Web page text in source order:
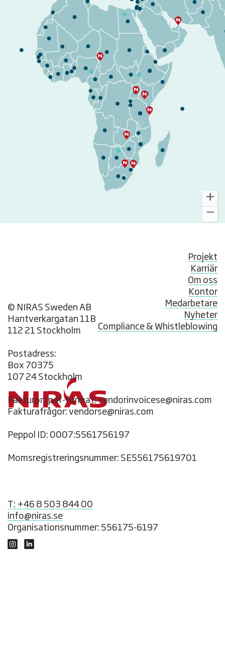
© NIRAS Sweden AB
Hantverkargatan 11B
112 21 Stockholm
Postadress:
Box 70375
107 24 Stockholm
Fakturor i pdf-format: vendorinvoicese@niras.com
Fakturafrågor: vendorse@niras.com
Peppol ID: 0007:5561756197
Momsregistreringsnummer: SE556175619701
T: +46 8 503 844 00
info@niras.se
Organisationsnummer: 556175-6197
Projekt
Karriär
Om oss
Kontor
Medarbetare
Nyheter
Compliance & Whistleblowing